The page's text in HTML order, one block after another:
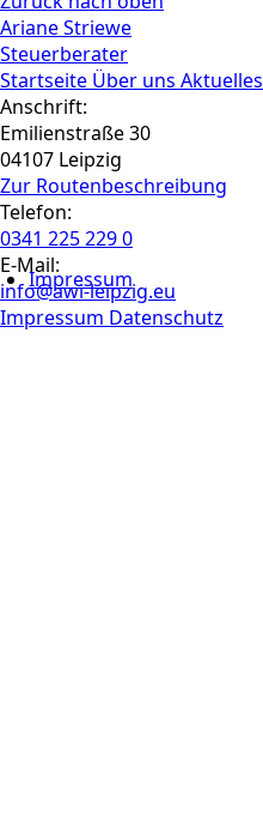
Impressum
Ariane Striewe
Steuerberater
Startseite Über uns Aktuelles
Anschrift:
Emilienstraße 30
04107 Leipzig
Zur Routen­beschreibung
Telefon:
0341 225 229 0
E-Mail:
info@awi-leipzig.eu
Impressum Datenschutz